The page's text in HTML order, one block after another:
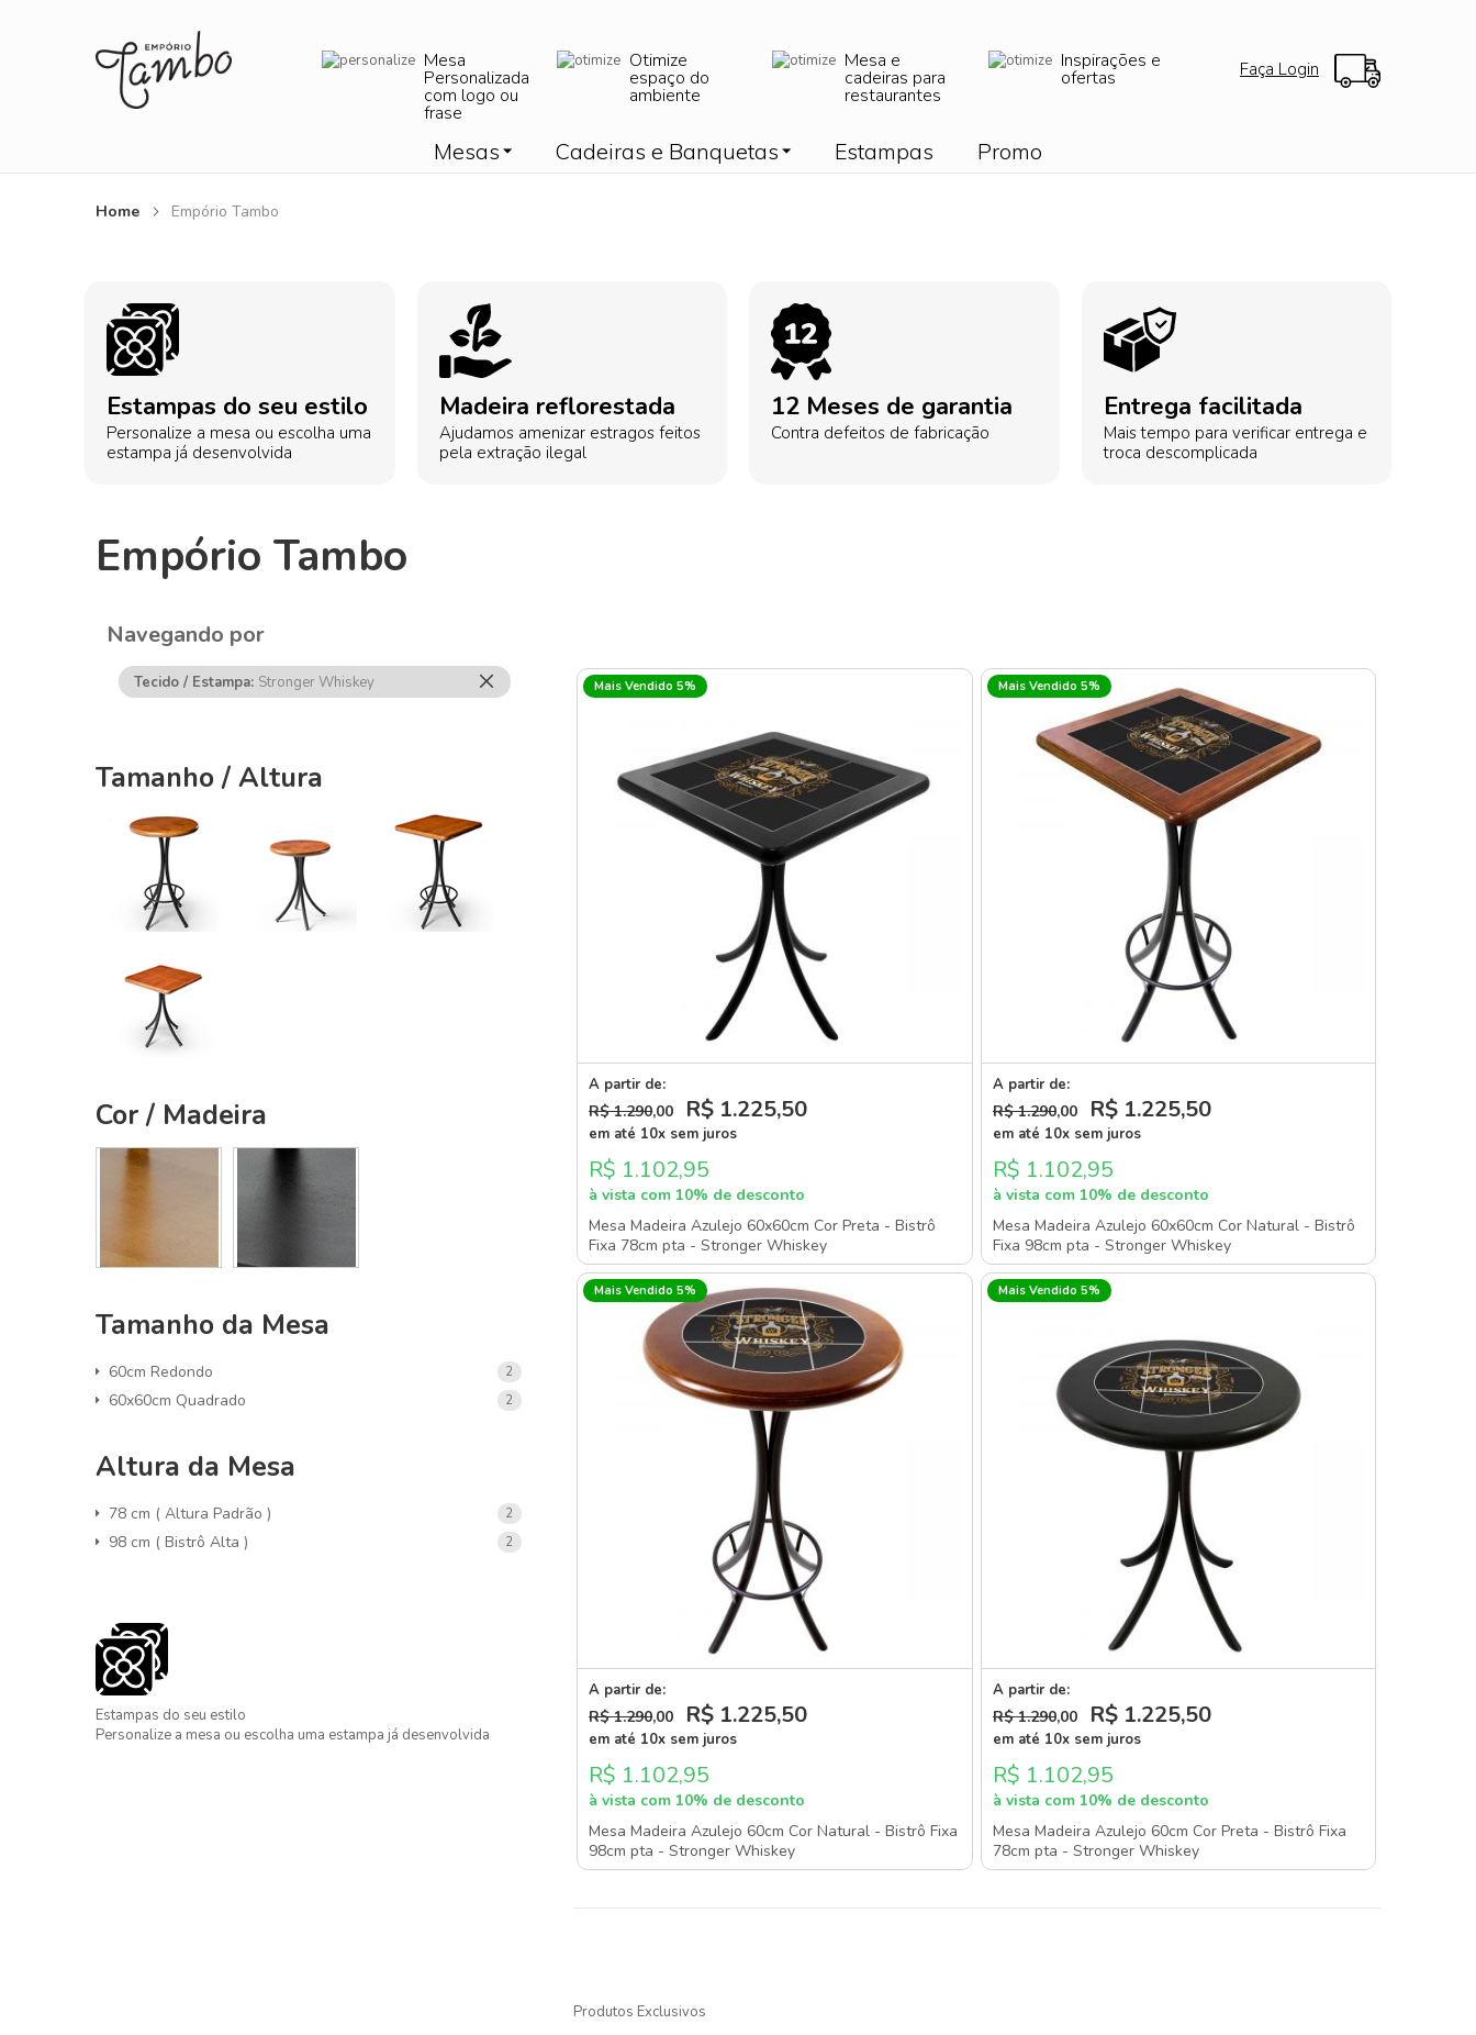
Mesa
Personalizada
com logo ou
frase
Otimize
espaço do
ambiente
Mesa e
cadeiras para
restaurantes
Inspirações e
ofertas Faça Login
Mesas Cadeiras e Banquetas Estampas Promo
Home Empório Tambo
Estampas do seu estilo
Personalize a mesa ou escolha uma
estampa já desenvolvida
Madeira reflorestada
Ajudamos amenizar estragos feitos
pela extração ilegal
12 Meses de garantia
Contra defeitos de fabricação
Entrega facilitada
Mais tempo para verificar entrega e
troca descomplicada
Empório Tambo
Mais Vendido 5%
A partir de:
R$ 1.290,00 R$ 1.225,50
em até 10x sem juros
R$ 1.102,95
à vista com 10% de desconto
Mesa Madeira Azulejo 60x60cm Cor Preta - Bistrô
Fixa 78cm pta - Stronger Whiskey
Mais Vendido 5%
A partir de:
R$ 1.290,00 R$ 1.225,50
em até 10x sem juros
R$ 1.102,95
à vista com 10% de desconto
Mesa Madeira Azulejo 60x60cm Cor Natural - Bistrô
Fixa 98cm pta - Stronger Whiskey
Mais Vendido 5%
A partir de:
R$ 1.290,00 R$ 1.225,50
em até 10x sem juros
R$ 1.102,95
à vista com 10% de desconto
Mesa Madeira Azulejo 60cm Cor Natural - Bistrô Fixa
98cm pta - Stronger Whiskey
Mais Vendido 5%
A partir de:
R$ 1.290,00 R$ 1.225,50
em até 10x sem juros
R$ 1.102,95
à vista com 10% de desconto
Mesa Madeira Azulejo 60cm Cor Preta - Bistrô Fixa
78cm pta - Stronger Whiskey
Produtos Exclusivos
Navegando por
Tecido / Estampa Stronger Whiskey
Remover
Esse
Tamanho / Altura
Cor / Madeira
Tamanho da Mesa
60cm Redondo 2 items
60x60cm Quadrado 2 items
Altura da Mesa
78 cm ( Altura Padrão ) 2 items
98 cm ( Bistrô Alta ) 2 items
Estampas do seu estilo
Personalize a mesa ou escolha uma estampa já desenvolvida